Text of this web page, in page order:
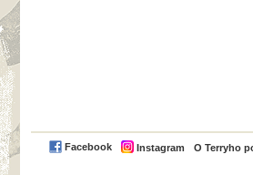
Facebook Instagram O Terryho